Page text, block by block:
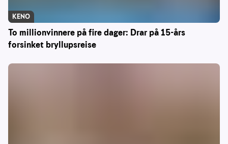
To millionvinnere på fire dager: Drar på 15-års
forsinket bryllupsreise
KENO